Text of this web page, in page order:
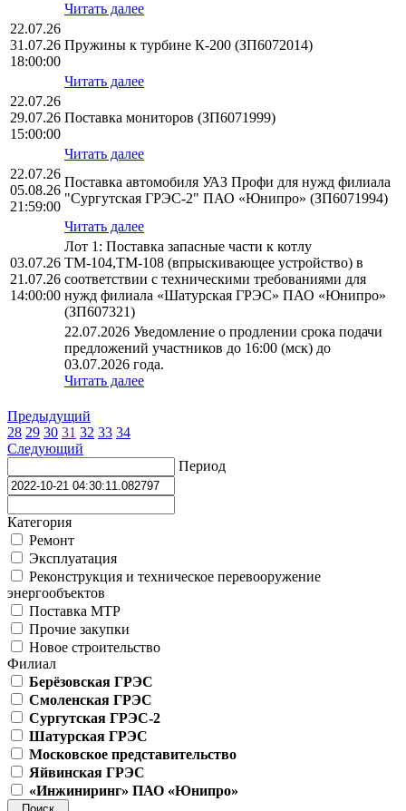
Читать далее
22.07.26
31.07.26
18:00:00
Пружины к турбине К-200 (ЗП6072014)
Читать далее
22.07.26
29.07.26
15:00:00
Поставка мониторов (ЗП6071999)
Читать далее
22.07.26
05.08.26
21:59:00
Поставка автомобиля УАЗ Профи для нужд филиала
"Сургутская ГРЭС-2" ПАО «Юнипро» (ЗП6071994)
Читать далее
03.07.26
21.07.26
14:00:00
Лот 1: Поставка запасные части к котлу
ТМ-104,ТМ-108 (впрыскивающее устройство) в
соответствии с техническими требованиями для
нужд филиала «Шатурская ГРЭС» ПАО «Юнипро»
(ЗП607321)
22.07.2026 Уведомление о продлении срока подачи
предложений участников до 16:00 (мск) до
03.07.2026 года.
Читать далее
Предыдущий
28 29 30 31 32 33 34
Следующий
Период
Категория
Ремонт
Эксплуатация
Реконструкция и техническое перевооружение
энергообъектов
Поставка МТР
Прочие закупки
Новое строительство
Филиал
Берёзовская ГРЭС
Смоленская ГРЭС
Сургутская ГРЭС-2
Шатурская ГРЭС
Московское представительство
Яйвинская ГРЭС
«Инжиниринг» ПАО «Юнипро»